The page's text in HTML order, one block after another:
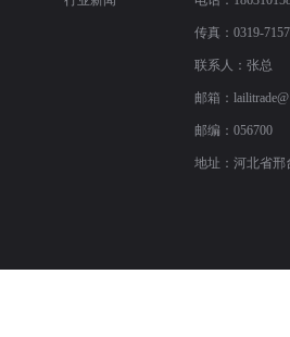
传真： 0319-
联系人：张总
邮箱：
邮编：056700
地址：河北省邢